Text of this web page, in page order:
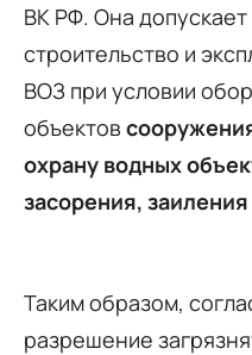
ВК РФ. Она
строительство и
ВОЗ при условии
объектов
охрану водных
засорения,
Таким образом,
разрешение